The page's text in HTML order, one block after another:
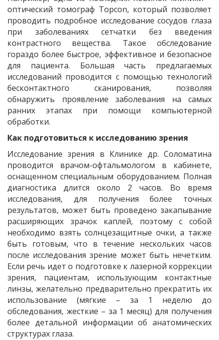
оптический томограф Topcon, который позволяет
проводить подробное исследование сосудов глаза
при заболеваниях сетчатки без введения
контрастного вещества. Такое обследование
гораздо более быстрое, эффективное и безопасное
для пациента. Большая часть предлагаемых
исследований проводится с помощью технологий
бесконтактного сканирования, позволяя
обнаружить проявление заболевания на самых
ранних этапах при помощи компьютерной
обработки.
Как подготовиться к исследованию зрения
Исследование зрения в Клинике др. Соломатина
проводится врачом-офтальмологом в кабинете,
оснащенном специальным оборудованием. Полная
диагностика длится около 2 часов. Во время
исследования, для получения более точных
результатов, может быть проведено закапывание
расширяющих зрачок каплей, поэтому с собой
необходимо взять солнцезащитные очки, а также
быть готовым, что в течение нескольких часов
после исследования зрение может быть нечетким.
Если речь идет о подготовке к лазерной коррекции
зрения, пациентам, использующим контактные
линзы, желательно предварительно прекратить их
использование (мягкие – за 1 неделю до
обследования, жесткие – за 1 месяц) для получения
более детальной информации об анатомических
структурах глаза.